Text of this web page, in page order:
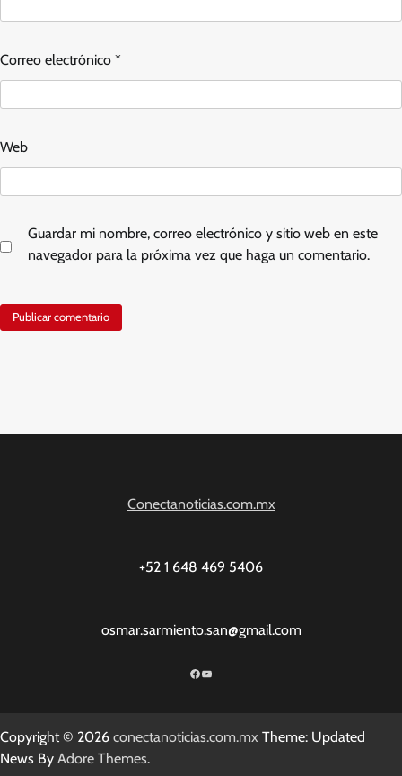
Correo electrónico *
Web
Guardar mi nombre, correo electrónico y sitio web en este
navegador para la próxima vez que haga un comentario.
Conectanoticias.com.mx
+52 1 648 469 5406
osmar.sarmiento.san@gmail.com
Facebook
YouTube
Copyright © 2026 conectanoticias.com.mx Theme: Updated
News By Adore Themes.